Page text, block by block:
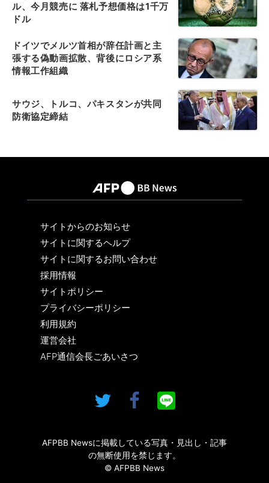
ル、今月競売に 落札予想価格は1千万
ドル
ドイツでメルツ首相が辞任計画と主
張する偽動画拡散、背後にロシア系
情報工作組織
サウジ、トルコ、パキスタンが共同
防衛協定締結
サイトからのお知らせ
サイトに関するヘルプ
サイトに関するお問い合わせ
採用情報
サイトポリシー
プライバシーポリシー
利用規約
運営会社
AFP通信会長ごあいさつ
AFPBB Newsに掲載している写真・見出し・記事
の無断使用を禁じます。
© AFPBB News